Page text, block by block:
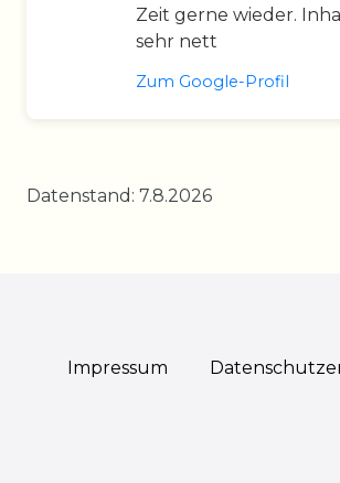
Zeit gerne wieder.
sehr nett
Zum Google-Profil
Datenstand: 7.8.2026
Impressum